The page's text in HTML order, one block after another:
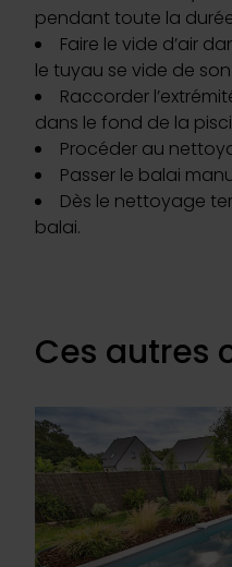
pendant toute la
Faire le vide d’air
le tuyau se vide de
Raccorder
dans le fond de la
Procéder au
Passer le balai
Dès le nettoyage
balai.
Ces autres